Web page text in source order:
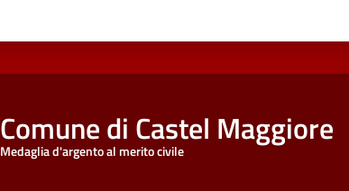
Comune di Castel Maggiore
Medaglia d'argento al merito civile